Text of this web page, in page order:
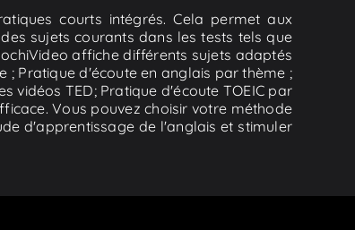
courts intégrés. Cela permet aux
sujets courants dans les tests tels que
affiche différents sujets adaptés
; Pratique d'écoute en anglais par thème ;
TED; Pratique d'écoute TOEIC par
Vous pouvez choisir votre méthode
d'apprentissage de l'anglais et stimuler